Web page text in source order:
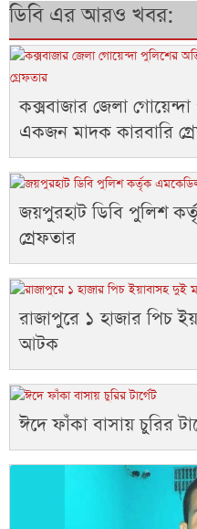
ডিবি এর আরও খবর:
কক্সবাজার জেলা
একজন মাদক কারবারি
জয়পুরহাট ডিবি পুলিশ
গ্রেফতার
রাজাপুরে ১ হাজার পিচ
আটক
ঈদে ফাঁকা বাসায় চুরির